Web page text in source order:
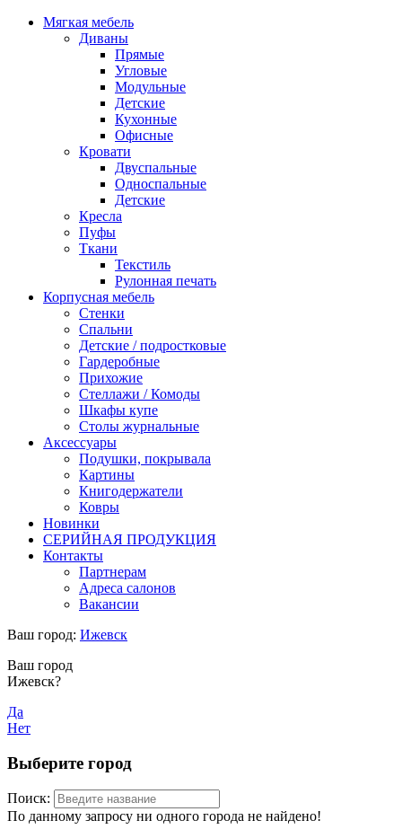
Мягкая мебель
Диваны
Прямые
Угловые
Модульные
Детские
Кухонные
Офисные
Кровати
Двуспальные
Односпальные
Детские
Кресла
Пуфы
Ткани
Текстиль
Рулонная печать
Корпусная мебель
Стенки
Спальни
Детские / подростковые
Гардеробные
Прихожие
Стеллажи / Комоды
Шкафы купе
Столы журнальные
Аксессуары
Подушки, покрывала
Картины
Книгодержатели
Ковры
Новинки
СЕРИЙНАЯ ПРОДУКЦИЯ
Контакты
Партнерам
Адреса салонов
Вакансии
Ваш город: Ижевск
Ваш город
Ижевск?
Да
Нет
Выберите город
Поиск:
По данному запросу ни одного города не найдено!